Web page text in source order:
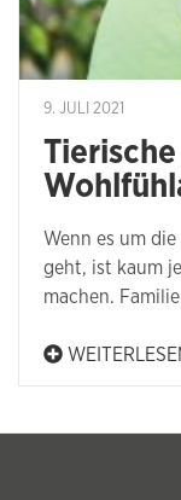
9. JULI 2021
Wenn es um
geht, ist kaum
machen.